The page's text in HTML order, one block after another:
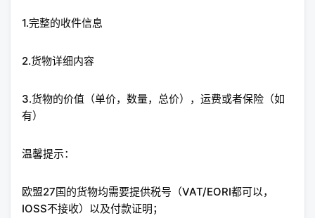
1.完整的收件信息
2.货物详细内容
3.货物的价值（单价，数量，总价），运费或者保险（如
有）
温馨提示：
欧盟27国的货物均需要提供税号（VAT/EORI都可以，
IOSS不接收）以及付款证明；